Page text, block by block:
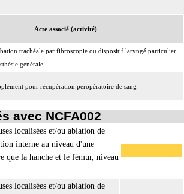
Acte associé (activité)
trachéale par fibroscopie ou dispositif laryngé particulier,
générale
pour récupération peropératoire de sang
avec NCFA002
localisées et/ou ablation de
interne au niveau d'une
que la hanche et le fémur, niveau
localisées et/ou ablation de